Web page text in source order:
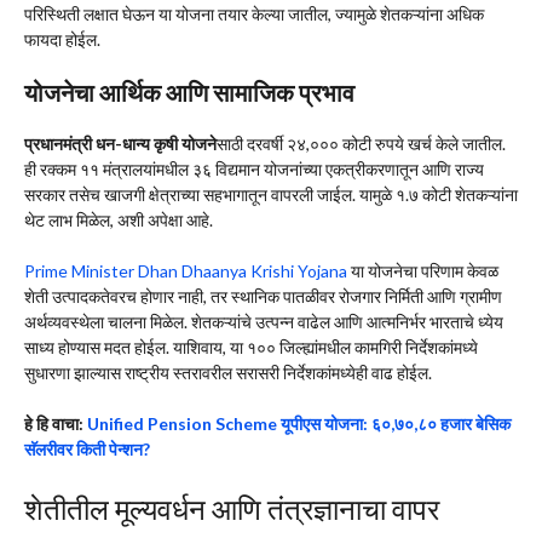
परिस्थिती लक्षात घेऊन या योजना तयार केल्या जातील, ज्यामुळे शेतकऱ्यांना अधिक
फायदा होईल.
योजनेचा आर्थिक आणि सामाजिक प्रभाव
प्रधानमंत्री धन-धान्य कृषी योजनेसाठी दरवर्षी २४,००० कोटी रुपये खर्च केले जातील.
ही रक्कम ११ मंत्रालयांमधील ३६ विद्यमान योजनांच्या एकत्रीकरणातून आणि राज्य
सरकार तसेच खाजगी क्षेत्राच्या सहभागातून वापरली जाईल. यामुळे १.७ कोटी शेतकऱ्यांना
थेट लाभ मिळेल, अशी अपेक्षा आहे.
Prime Minister Dhan Dhaanya Krishi Yojana या योजनेचा परिणाम केवळ
शेती उत्पादकतेवरच होणार नाही, तर स्थानिक पातळीवर रोजगार निर्मिती आणि ग्रामीण
अर्थव्यवस्थेला चालना मिळेल. शेतकऱ्यांचे उत्पन्न वाढेल आणि आत्मनिर्भर भारताचे ध्येय
साध्य होण्यास मदत होईल. याशिवाय, या १०० जिल्ह्यांमधील कामगिरी निर्देशकांमध्ये
सुधारणा झाल्यास राष्ट्रीय स्तरावरील सरासरी निर्देशकांमध्येही वाढ होईल.
हे हि वाचा: Unified Pension Scheme यूपीएस योजना: ६०,७०,८० हजार बेसिक
सॅलरीवर किती पेन्शन?
शेतीतील मूल्यवर्धन आणि तंत्रज्ञानाचा वापर